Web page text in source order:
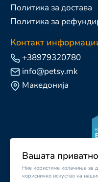
Вашата
Ние користиме колачиња за
корисничко искуство на
Политика за достава
Политика за
Контакт
+38979320780
info@petsy.mk
Македонија